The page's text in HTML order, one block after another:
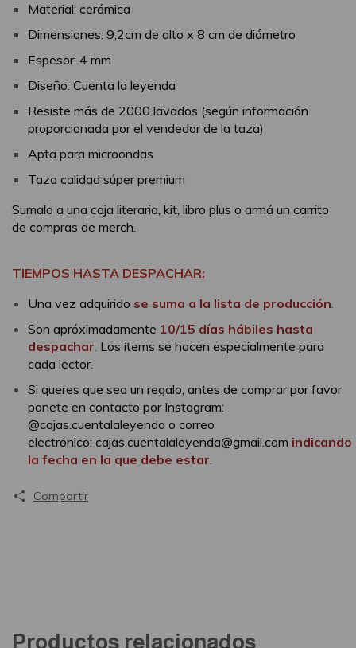
Material: cerámica
Dimensiones: 9,2cm de alto x 8 cm de diámetro
Espesor: 4 mm
Diseño: Cuenta la leyenda
Resiste más de 2000 lavados (según información
proporcionada por el vendedor de la taza)
Apta para microondas
Taza calidad súper premium
Sumalo a una caja literaria, kit, libro plus o armá un carrito
de compras de merch.
TIEMPOS HASTA DESPACHAR:
Una vez adquirido se suma a la lista de producción.
Son apróximadamente 10/15 días hábiles hasta
despachar. Los ítems se hacen especialmente para
cada lector.
Si queres que sea un regalo, antes de comprar por favor
ponete en contacto por Instagram:
@cajas.cuentalaleyenda o correo
electrónico: cajas.cuentalaleyenda@gmail.com indicando
la fecha en la que debe estar.
Compartir
Productos relacionados